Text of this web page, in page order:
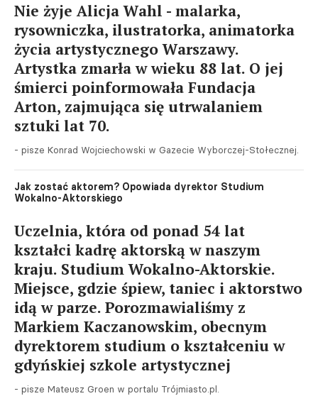
Nie żyje Alicja Wahl - malarka,
rysowniczka, ilustratorka, animatorka
życia artystycznego Warszawy.
Artystka zmarła w wieku 88 lat. O jej
śmierci poinformowała Fundacja
Arton, zajmująca się utrwalaniem
sztuki lat 70.
- pisze Konrad Wojciechowski w Gazecie Wyborczej-Stołecznej.
Jak zostać aktorem? Opowiada dyrektor Studium
Wokalno-Aktorskiego
Uczelnia, która od ponad 54 lat
kształci kadrę aktorską w naszym
kraju. Studium Wokalno-Aktorskie.
Miejsce, gdzie śpiew, taniec i aktorstwo
idą w parze. Porozmawialiśmy z
Markiem Kaczanowskim, obecnym
dyrektorem studium o kształceniu w
gdyńskiej szkole artystycznej
- pisze Mateusz Groen w portalu Trójmiasto.pl.